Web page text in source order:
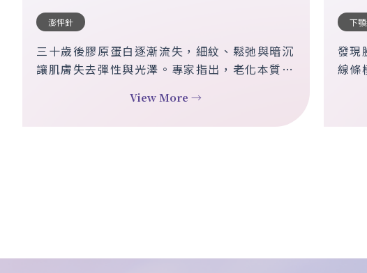
澎怦針
三十歲後膠原蛋白逐漸流失，細紋、鬆弛與暗沉
讓肌膚失去彈性與光澤。專家指出，老化本質就
過刺激自體膠原再生，結合即時填充與長效修
復，漸進改善肌膚細紋、恢復彈性，重現自然光
View More →
下
發現
線條
增
認